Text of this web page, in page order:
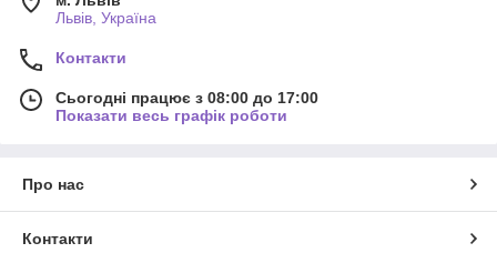
Львів, Україна
Контакти
Сьогодні працює з 08:00 до 17:00
Показати весь графік роботи
Про нас
Контакти